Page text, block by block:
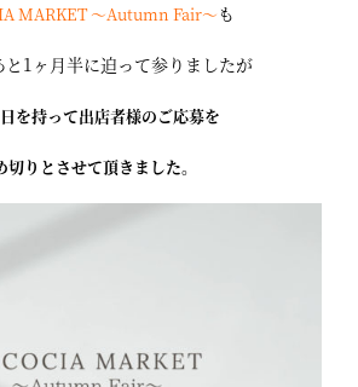
MARKET 〜Autumn Fair～も
と1ヶ月半に迫って参りましたが
を持って出店者様のご応募を
切りとさせて頂きました。